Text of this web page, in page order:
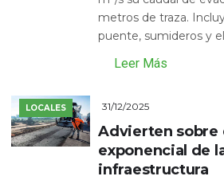
metros de traza.
puente, sumideros y
Leer Más
LOCALES 31/12/2025
Advierten sobre
exponencial de
infraestructura